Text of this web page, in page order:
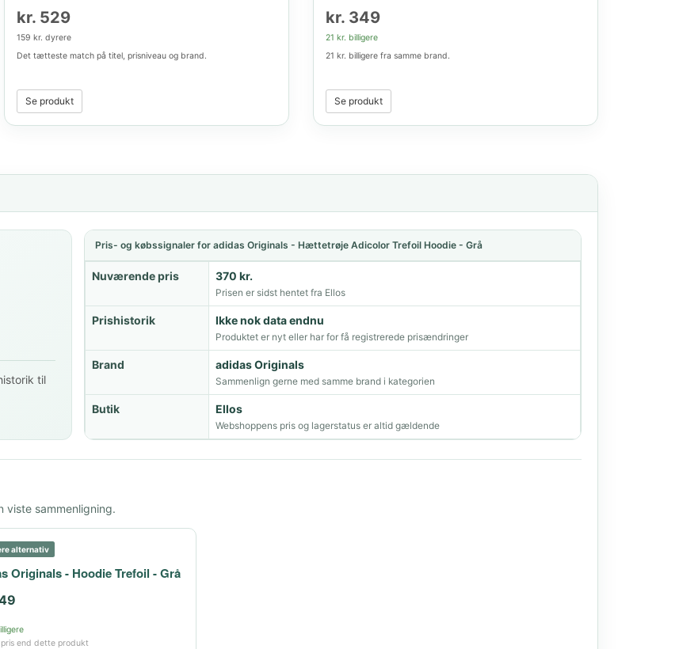
kr. 529
159 kr. dyrere
Det tætteste match på titel, prisniveau og brand.
Se produkt
kr. 349
21 kr. billigere
21 kr. billigere fra samme brand.
Se produkt
til
Pris- og købssignaler for adidas Originals - Hættetrøje Adicolor Trefoil Hoodie - Grå
Nuværende pris 370 kr.
Prisen er sidst hentet fra Ellos
Prishistorik Ikke nok data endnu
Produktet er nyt eller har for få registrerede prisændringer
Brand adidas Originals
Sammenlign gerne med samme brand i kategorien
Butik Ellos
Webshoppens pris og lagerstatus er altid gældende
viste sammenligning.
alternativ
Originals - Hoodie Trefoil - Grå
pris end dette produkt